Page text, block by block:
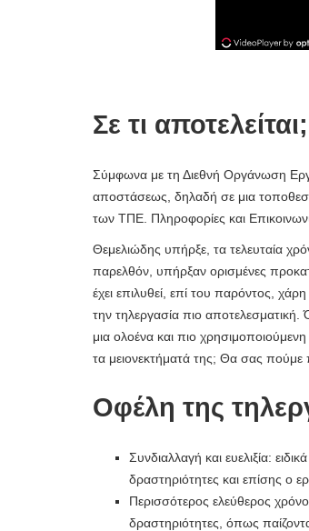
Σε τι αποτελείται;
Σύμφωνα με τη Διεθνή Οργάνωση
αποστάσεως, δηλαδή σε μια
των ΤΠΕ. Πληροφορίες και
Θεμελιώδης υπήρξε, τα τελευταία
παρελθόν, υπήρξαν ορισμένες
έχει επιλυθεί, επί του παρόντος,
την τηλεργασία πιο
μια ολοένα και πιο
τα μειονεκτήματά της; Θα σας πούμε
Οφέλη της
Συνδιαλλαγή και ευελιξία:
δραστηριότητες και επίσης ο
Περισσότερος ελεύθερος
δραστηριότητες, όπως